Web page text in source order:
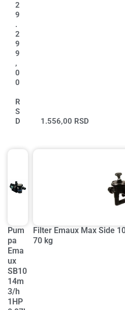
2
9
.
2
9
9
,
0
0
R
S
D
1.556,00 RSD
Pum
pa
Ema
ux
SB10
14m
3/h
1HP
Filter Emaux Max Side
70 kg